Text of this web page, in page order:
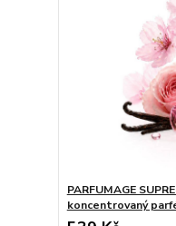
PARFUMAGE
koncentrovaný